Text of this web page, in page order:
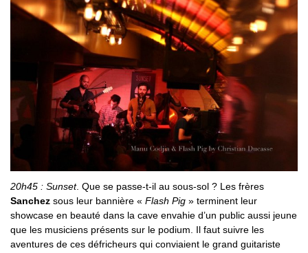
20h45 : Sunset. Que se passe-t-il au sous-sol ? Les frères
Sanchez sous leur bannière « Flash Pig » terminent leur
showcase en beauté dans la cave envahie d’un public aussi jeune
que les musiciens présents sur le podium. Il faut suivre les
aventures de ces défricheurs qui conviaient le grand guitariste